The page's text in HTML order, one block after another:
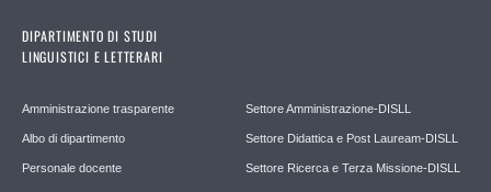
DIPARTIMENTO DI STUDI
LINGUISTICI E LETTERARI
Amministrazione trasparente
Albo di dipartimento
Personale docente
Settore Amministrazione-DISLL
Settore Didattica e Post Lauream-DISLL
Settore Ricerca e Terza Missione-DISLL